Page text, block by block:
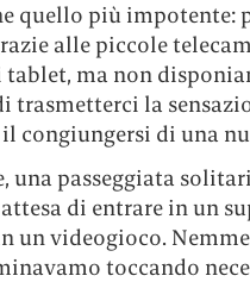
quello più impotente:
alle piccole
tablet, ma non
trasmetterci la
congiungersi di una
una passeggiata
di entrare in un
un videogioco.
toccando